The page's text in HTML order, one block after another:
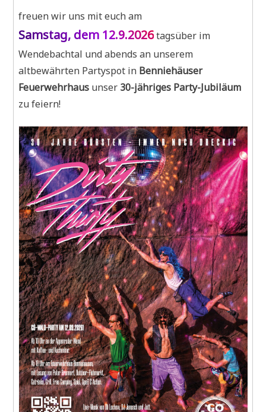
freuen wir uns mit euch am
Samstag, dem 12.9.2026tagsüber im
Wendebachtal und abends an unserem
altbewährten Partyspot in Benniehäuser
Feuerwehrhaus unser 30-jähriges Party-Jubiläum
zu feiern!